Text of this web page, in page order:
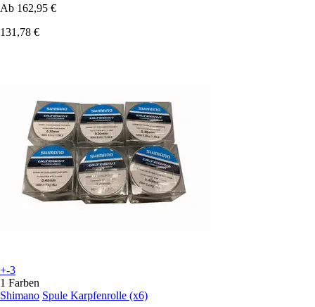
Ab 162,95 €
131,78 €
+-3
1 Farben
Shimano Spule Karpfenrolle (x6)